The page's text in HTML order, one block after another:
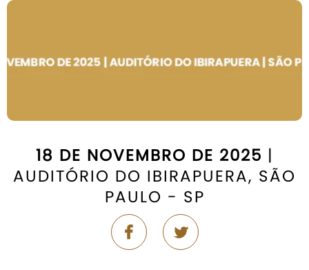
18 DE NOVEMBRO DE 2025 |
AUDITÓRIO DO IBIRAPUERA, SÃO
PAULO - SP